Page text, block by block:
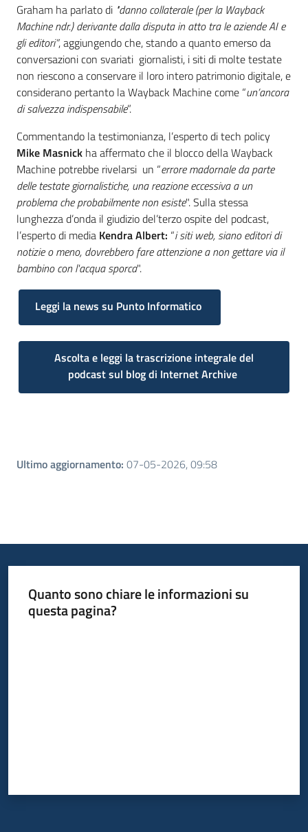
Graham ha parlato di "danno collaterale (per la Wayback
Machine ndr.) derivante dalla disputa in atto tra le aziende AI e
gli editori”, aggiungendo che, stando a quanto emerso da
conversazioni con svariati giornalisti, i siti di molte testate
non riescono a conservare il loro intero patrimonio digitale, e
considerano pertanto la Wayback Machine come “un’ancora
di salvezza indispensabile”.
Commentando la testimonianza, l’esperto di tech policy
Mike Masnick ha affermato che il blocco della Wayback
Machine potrebbe rivelarsi un “errore madornale da parte
delle testate giornalistiche, una reazione eccessiva a un
problema che probabilmente non esiste". Sulla stessa
lunghezza d’onda il giudizio del’terzo ospite del podcast,
l’esperto di media Kendra Albert: “i siti web, siano editori di
notizie o meno, dovrebbero fare attenzione a non gettare via il
bambino con l'acqua sporca".
Leggi la news su Punto Informatico
Ascolta e leggi la trascrizione integrale del
podcast sul blog di Internet Archive
Ultimo aggiornamento: 07-05-2026, 09:58
Quanto sono chiare le informazioni su
questa pagina?